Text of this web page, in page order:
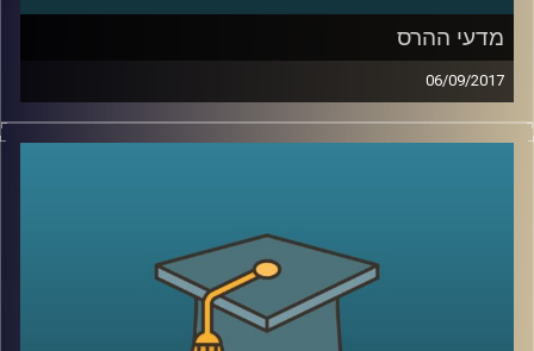
מדעי ההרס
06/09/2017
כשרוחות מלחמה מנשבות מכיוון צפון קוריאה
המציאות דרך תאוריה מסודרת ומסביר למה
אילוצי ההיסטוריה חזקים אפילו יותר מטראמפ,
פוטין וקים ג'ונג און